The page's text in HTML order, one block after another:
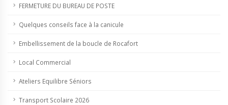
FERMETURE DU BUREAU DE POSTE
Quelques conseils face à la canicule
Embellissement de la boucle de Rocafort
Local Commercial
Ateliers Equilibre Séniors
Transport Scolaire 2026